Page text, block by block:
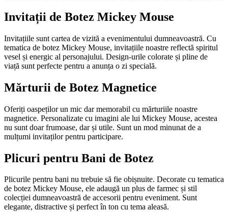
Invitații de Botez Mickey Mouse
Invitațiile sunt cartea de vizită a evenimentului dumneavoastră. Cu
tematica de botez Mickey Mouse, invitațiile noastre reflectă spiritul
vesel și energic al personajului. Design-urile colorate și pline de
viață sunt perfecte pentru a anunța o zi specială.
Mărturii de Botez Magnetice
Oferiți oaspeților un mic dar memorabil cu mărturiile noastre
magnetice. Personalizate cu imagini ale lui Mickey Mouse, acestea
nu sunt doar frumoase, dar și utile. Sunt un mod minunat de a
mulțumi invitaților pentru participare.
Plicuri pentru Bani de Botez
Plicurile pentru bani nu trebuie să fie obișnuite. Decorate cu tematica
de botez Mickey Mouse, ele adaugă un plus de farmec și stil
colecției dumneavoastră de accesorii pentru eveniment. Sunt
elegante, distractive și perfect în ton cu tema aleasă.